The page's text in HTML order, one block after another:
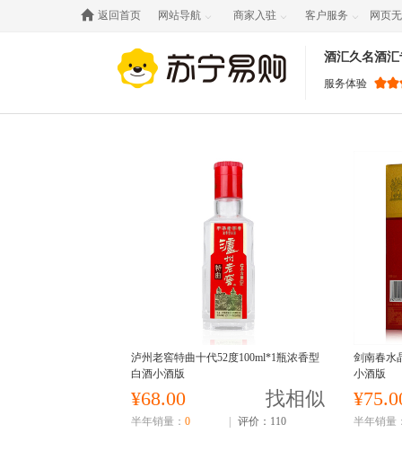
 返回首页 网站导航  商家入驻  客户服务  网页
酒汇久名酒
服务体验
泸州老窖特曲十代52度100ml*1瓶浓香型
白酒小酒版
¥68.00 找相似
半年销量： 0 评价：110
剑南春水
小酒版
半年销量